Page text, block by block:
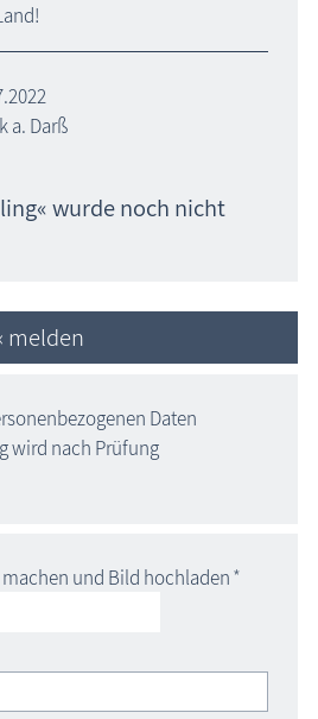
a. Darß
wurde noch nicht
melden
Daten
wird nach Prüfung
und Bild hochladen*